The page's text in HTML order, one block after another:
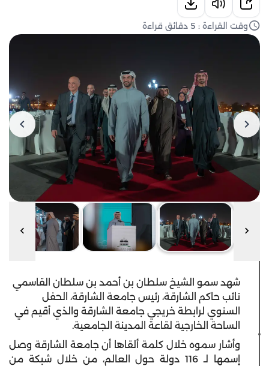
وقت القراءة : 5 دقائق قراءة
شهد سمو الشيخ سلطان بن أحمد بن سلطان القاسمي
نائب حاكم الشارقة، رئيس جامعة الشارقة، الحفل
السنوي لرابطة خريجي جامعة الشارقة والذي أقيم في
الساحة الخارجية لقاعة المدينة الجامعية.
وأشار سموه خلال كلمة ألقاها أن جامعة الشارقة وصل
إسمها لـ 116 دولة حول العالم، من خلال شبكة من